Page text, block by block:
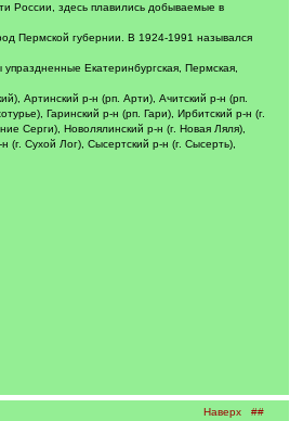
России, здесь плавились добываемые в
Пермской губернии. В 1924-1991 назывался
Екатеринбургская, Пермская,
Артинский р-н (рп. Арти), Ачитский р-н (рп.
Гаринский р-н (рп. Гари), Ирбитский р-н (г.
Серги), Новолялинский р-н (г. Новая Ляля),
Сухой Лог), Сысертский р-н (г. Сысерть),
Наверх ##